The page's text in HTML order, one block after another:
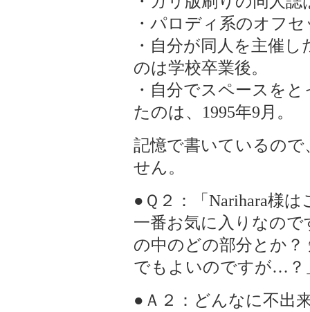
・パロディ系のオフ
・自分が同人を主催
のは学校卒業後。
・自分でスペースを
たのは、1995年9月。
記憶で書いているの
せん。
●Ｑ２：「Narihara様
一番お気に入りなの
の中のどの部分とか
でもよいのですが…？
●Ａ２：どんなに不出